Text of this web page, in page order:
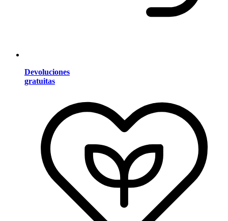
Devoluciones
gratuitas